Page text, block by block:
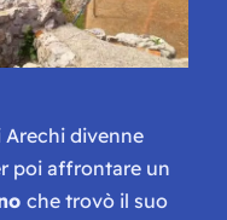
Arechi divenne
poi affrontare un
che trovò il suo